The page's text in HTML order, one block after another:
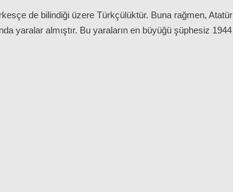
de bilindiği üzere Türkçülüktür. Buna rağmen,
yaralar almıştır. Bu yaraların en büyüğü şüphesiz